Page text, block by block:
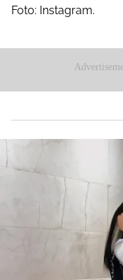
Foto: Instagram.